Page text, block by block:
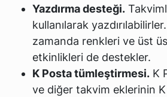
Yazdırma desteği.
kullanılarak
zamanda renkleri ve üst
etkinlikleri de destekler.
K Posta tümleştirmesi. K
ve diğer takvim eklerinin K